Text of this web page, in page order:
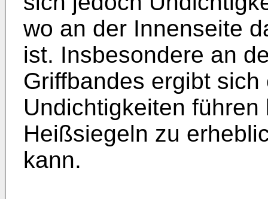
wo an der Innenseite
ist. Insbesondere an
Griffbandes ergibt
Undichtigkeiten
Heißsiegeln zu
kann.